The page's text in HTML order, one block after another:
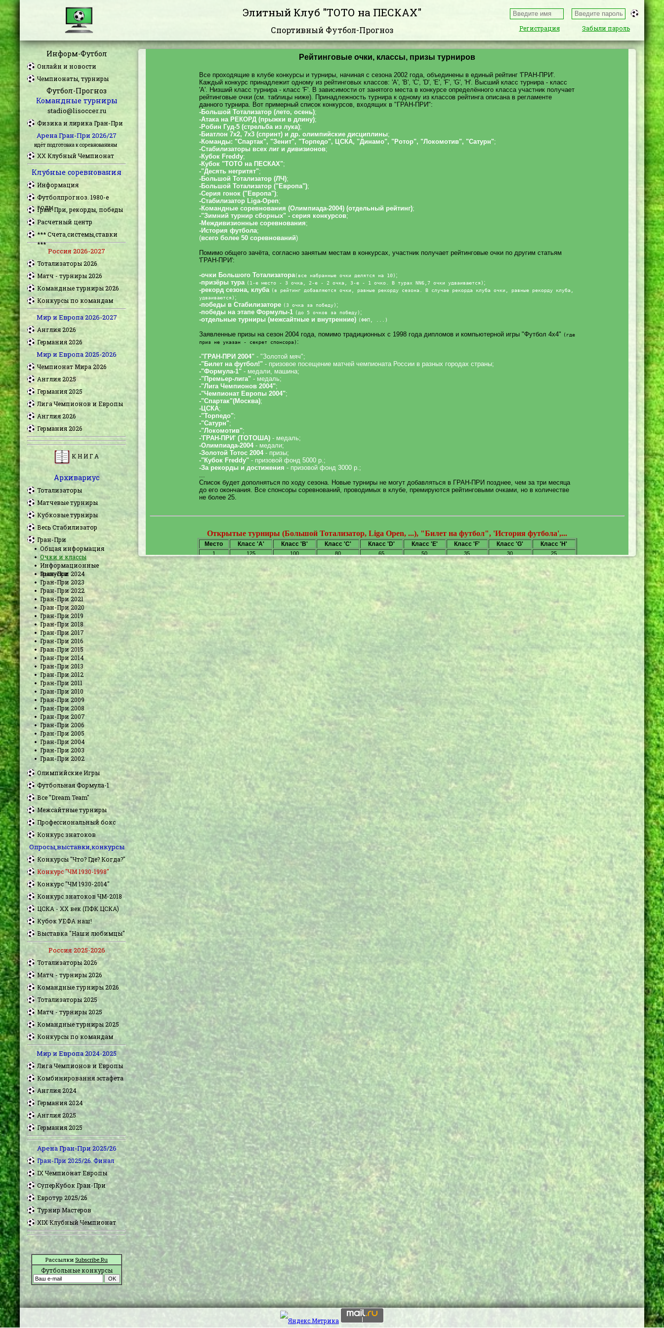
Регистрация Забыли пароль
Элитный Клуб "ТОТО на ПЕСКАХ"
Спортивный Футбол-Прогноз
Информ-Футбол
Онлайн и новости
Чемпионаты, турниры
Футбол-Прогноз
Командные турниры
stadio@lisoccer.ru
Физика и лирика Гран-При
Арена Гран-При 2026/27
идёт подготовка к соревнованиям
XX Клубный Чемпионат
Клубные соревнования
Информация
Футболпрогноз. 1980-е
годы
Гран-При, рекорды, победы
Расчетный центр
*** Счета,системы,ставки
***
Россия 2026-2027
Тотализаторы 2026
Матч - турниры 2026
Командные турниры 2026
Конкурсы по командам
Мир и Европа 2026-2027
Англия 2026
Германия 2026
Мир и Европа 2025-2026
Чемпионат Мира 2026
Англия 2025
Германия 2025
Лига Чемпионов и Европы
Англия 2026
Германия 2026
К Н И Г А
Архивариус
Тотализаторы
Матчевые турниры
Кубковые турниры
Весь Стабилизатор
Гран-При
Общая информация
Очки и классы
Информационные
выпуски
Гран-При 2024
Гран-При 2023
Гран-При 2022
Гран-При 2021
Гран-При 2020
Гран-При 2019
Гран-При 2018
Гран-При 2017
Гран-При 2016
Гран-При 2015
Гран-При 2014
Гран-При 2013
Гран-При 2012
Гран-При 2011
Гран-При 2010
Гран-При 2009
Гран-При 2008
Гран-При 2007
Гран-При 2006
Гран-При 2005
Гран-При 2004
Гран-При 2003
Гран-При 2002
Олимпийские Игры
Футбольная Формула-1
Все "Dream Team"
Межсайтные турниры
Профессиональный бокс
Конкурс знатоков
Опросы,выставки,конкурсы
Конкурсы "Что? Где? Когда?"
Конкурс "ЧМ 1930-1998"
Конкурс "ЧМ 1930-2014"
Конкурс знатоков ЧМ-2018
ЦСКА - XX век (ПФК ЦСКА)
Кубок УЕФА наш!
Выставка "Наши любимцы"
Россия 2025-2026
Тотализаторы 2026
Матч - турниры 2026
Командные турниры 2026
Тотализаторы 2025
Матч - турниры 2025
Командные турниры 2025
Конкурсы по командам
Мир и Европа 2024-2025
Лига Чемпионов и Европы
Комбинировання эстафета
Англия 2024
Германия 2024
Англия 2025
Германия 2025
Арена Гран-При 2025/26
Гран-При 2025/26. Финал
IX Чемпионат Европы
СуперКубок Гран-При
Евротур 2025/26
Турнир Мастеров
XIX Клубный Чемпионат
Рассылки Subscribe.Ru
Футбольные конкурсы